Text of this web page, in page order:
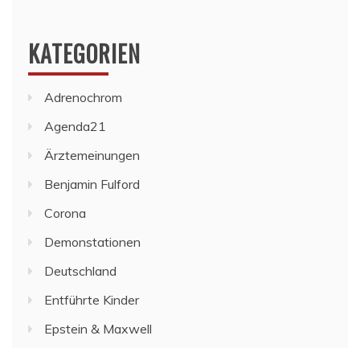
KATEGORIEN
Adrenochrom
Agenda21
Ärztemeinungen
Benjamin Fulford
Corona
Demonstationen
Deutschland
Entführte Kinder
Epstein & Maxwell